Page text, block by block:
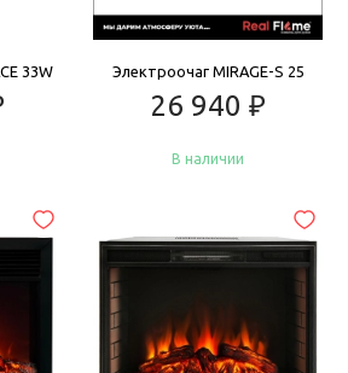
33W Электроочаг MIRAGE-S 25
26 940 ₽
В наличии
Купить